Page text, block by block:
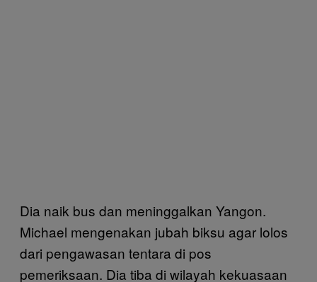
Dia naik bus dan meninggalkan Yangon.
Michael mengenakan jubah biksu agar lolos
dari pengawasan tentara di pos
pemeriksaan. Dia tiba di wilayah kekuasaan